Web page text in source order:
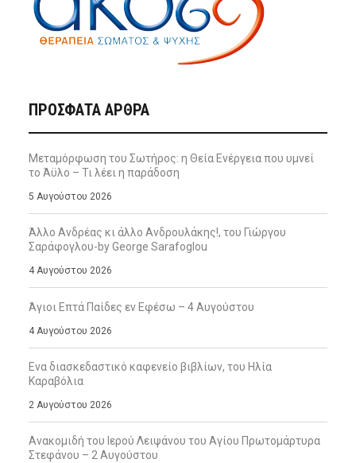
ΠΡΌΣΦΑΤΑ ΆΡΘΡΑ
Μεταμόρφωση του Σωτήρος: η Θεία Ενέργεια που υμνεί
το Άϋλο – Τι λέει η παράδοση
5 Αυγούστου 2026
Άλλο Ανδρέας κι άλλο Ανδρουλάκης!, του Γιώργου
Σαράφογλου-by George Sarafoglou
4 Αυγούστου 2026
Άγιοι Επτά Παίδες εν Εφέσω – 4 Αυγούστου
4 Αυγούστου 2026
Ενα διασκεδαστικό καφενείο βιβλίων, του Ηλία
Καραβόλια
2 Αυγούστου 2026
Ανακομιδή του Ιερού Λειψάνου του Αγίου Πρωτομάρτυρα
Στεφάνου – 2 Αυγούστου